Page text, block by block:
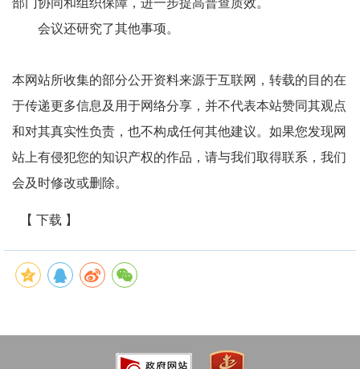
部门协同和组织保障，进一步提高普查质效。
会议还研究了其他事项。
本网站所收集的部分公开资料来源于互联网，转载的目的在
于传递更多信息及用于网络分享，并不代表本站赞同其观点
和对其真实性负责，也不构成任何其他建议。如果您发现网
站上有侵犯您的知识产权的作品，请与我们取得联系，我们
会及时修改或删除。
【 下载 】